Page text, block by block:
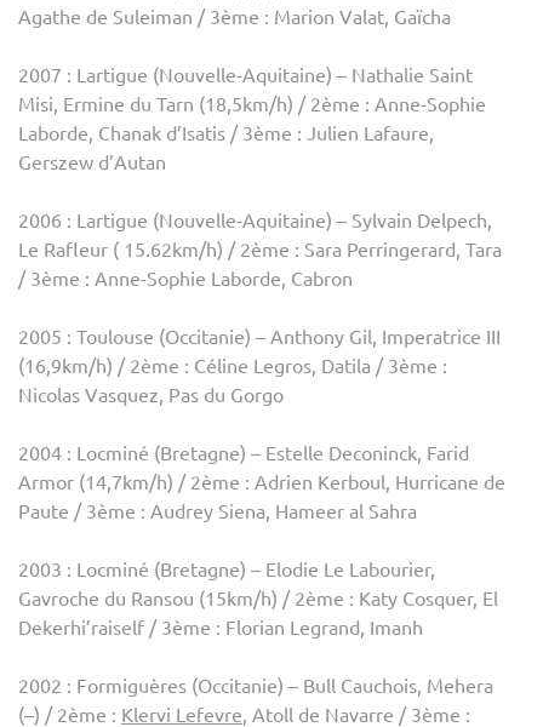
Agathe de Suleiman / 3ème : Marion Valat, Gaïcha
2007 : Lartigue (Nouvelle-Aquitaine) – Nathalie Saint
Misi, Ermine du Tarn (18,5km/h) / 2ème : Anne-Sophie
Laborde, Chanak d’Isatis / 3ème : Julien Lafaure,
Gerszew d’Autan
2006 : Lartigue (Nouvelle-Aquitaine) – Sylvain Delpech,
Le Rafleur ( 15.62km/h) / 2ème : Sara Perringerard, Tara
/ 3ème : Anne-Sophie Laborde, Cabron
2005 : Toulouse (Occitanie) – Anthony Gil, Imperatrice III
(16,9km/h) / 2ème : Céline Legros, Datila / 3ème :
Nicolas Vasquez, Pas du Gorgo
2004 : Locminé (Bretagne) – Estelle Deconinck, Farid
Armor (14,7km/h) / 2ème : Adrien Kerboul, Hurricane de
Paute / 3ème : Audrey Siena, Hameer al Sahra
2003 : Locminé (Bretagne) – Elodie Le Labourier,
Gavroche du Ransou (15km/h) / 2ème : Katy Cosquer, El
Dekerhi’raiself / 3ème : Florian Legrand, Imanh
2002 : Formiguères (Occitanie) – Bull Cauchois, Mehera
(–) / 2ème : Klervi Lefevre , Atoll de Navarre / 3ème :